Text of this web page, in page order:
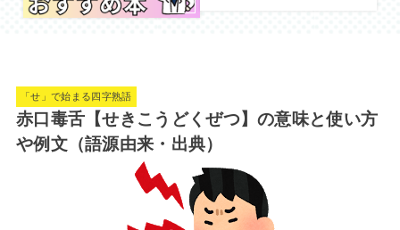
「せ」で始まる四字熟語
赤口毒舌【せきこうどくぜつ】の意味と使い方
や例文（語源由来・出典）